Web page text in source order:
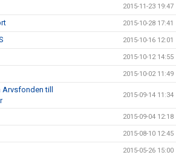
2015-11-23 19:47
2015-10-28 17:41
2015-10-16 12:01
2015-10-12 14:55
2015-10-02 11:49
till
2015-09-14 11:34
2015-09-04 12:18
2015-08-10 12:45
2015-05-26 15:00